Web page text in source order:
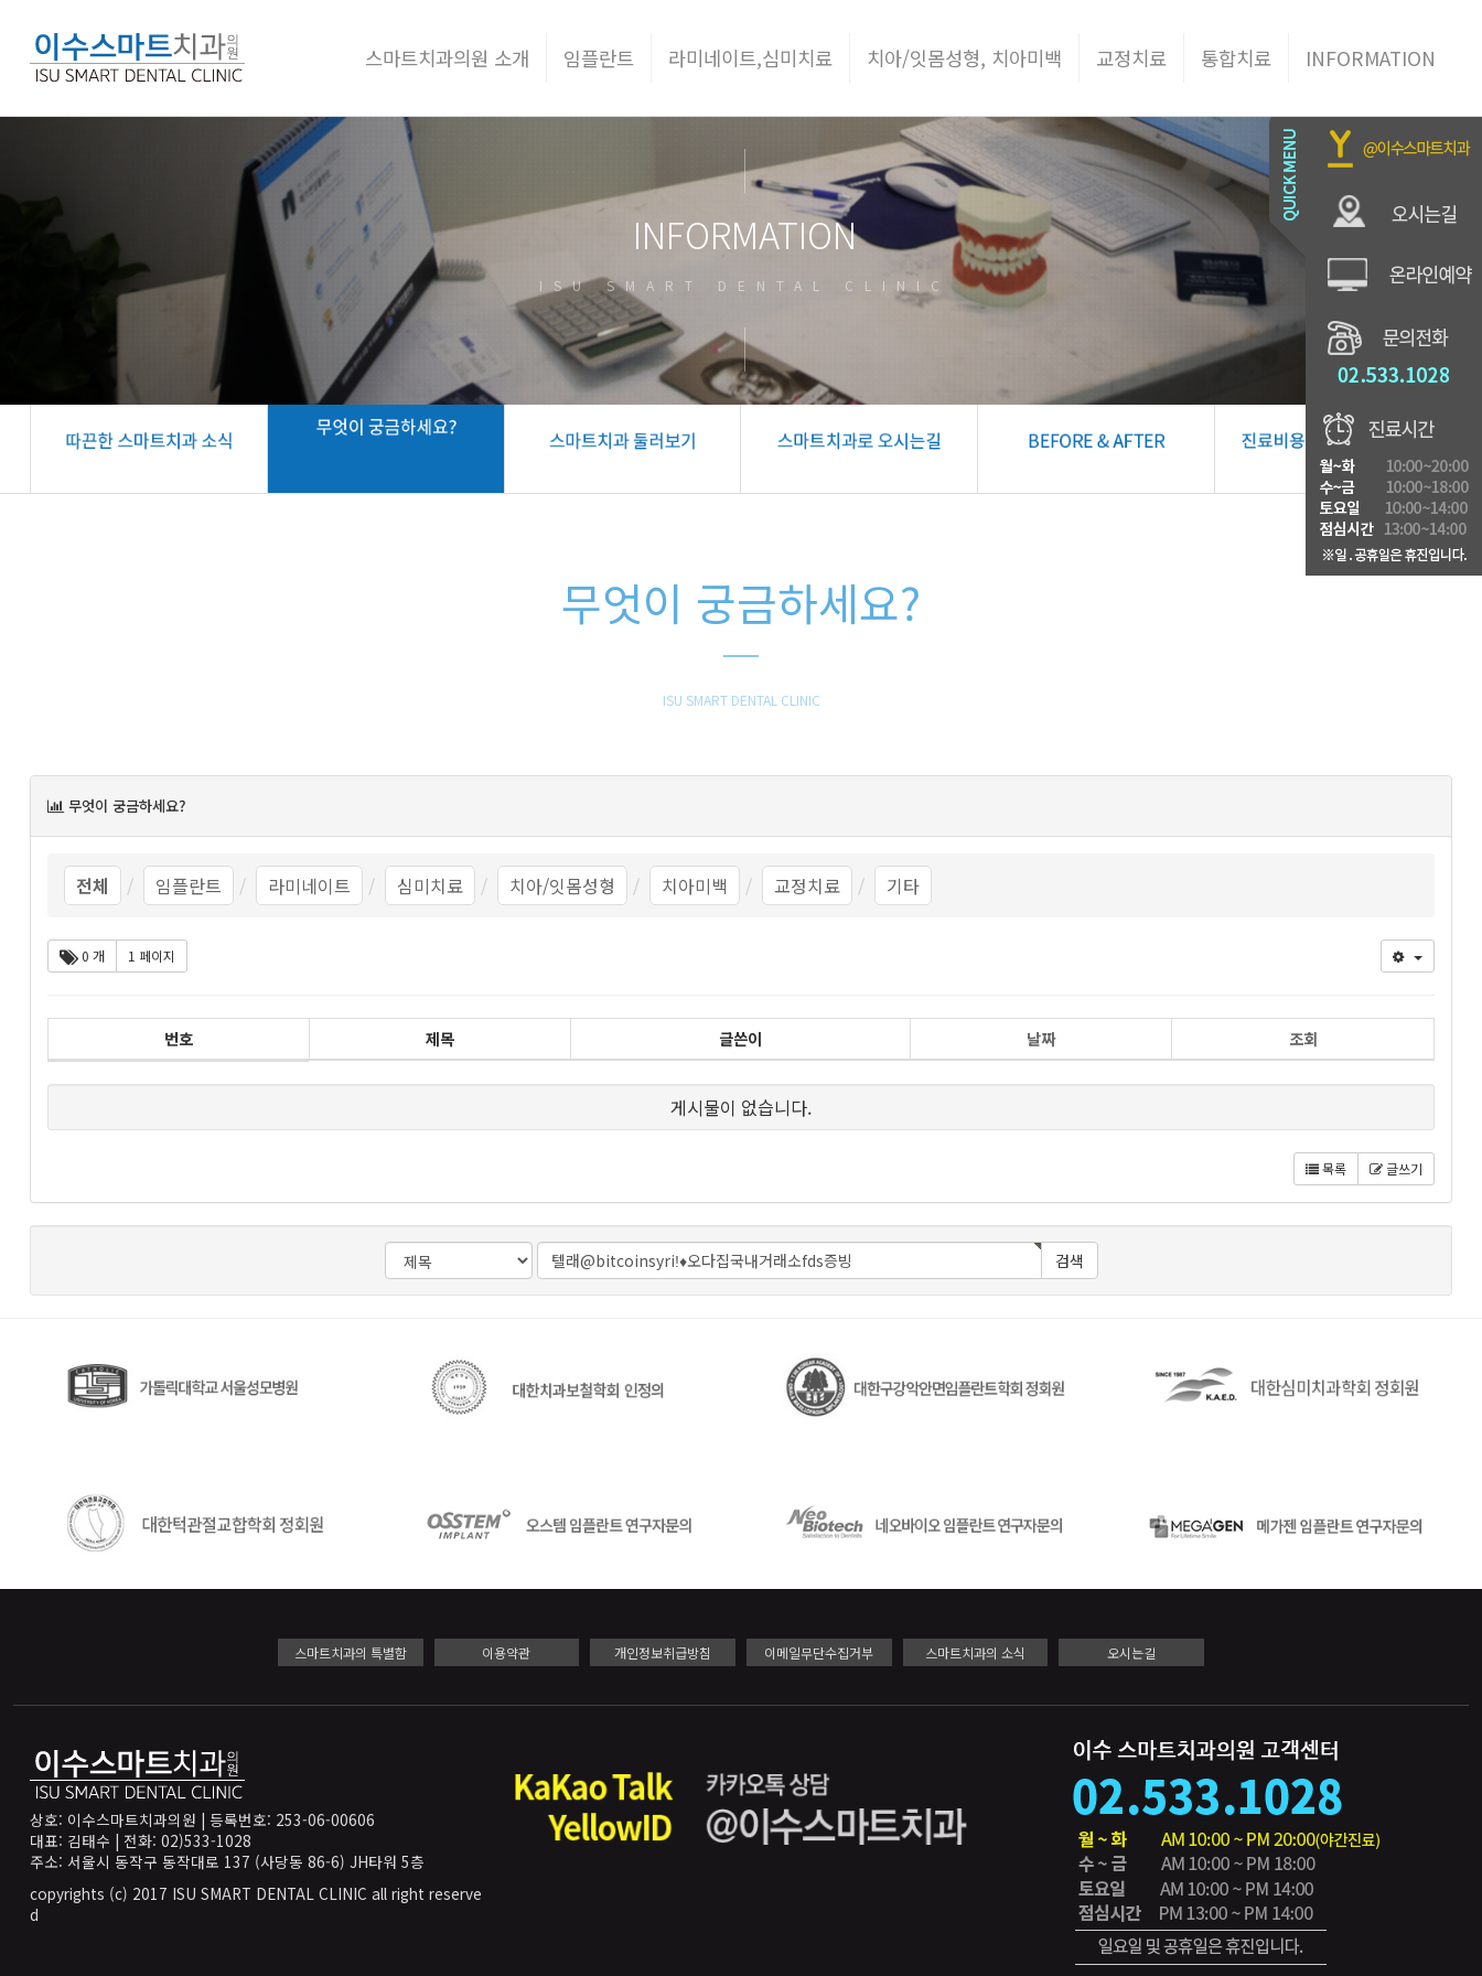
스마트치과의원 소개 임플란트 라미네이트,심미치료 치아/잇몸성형, 치아미백 교정치료 통합치료 INFORMATION
INFORMATION
ISU SMART DENTAL CLINIC
무엇이 궁금하세요?
ISU SMART DENTAL CLINIC
무엇이 궁금하세요?
전체 임플란트 라미네이트 심미치료 치아/잇몸성형 치아미백 교정치료 기타
0 개 1 페이지
번호 제목 글쓴이 날짜 조회
게시물이 없습니다.
목록 글쓰기
검색
스마트치과의 특별함 이용약관 개인정보취급방침 이메일무단수집거부 스마트치과의 소식 오시는길
상호: 이수스마트치과의원 | 등록번호: 253-06-00606
대표: 김태수 | 전화: 02)533-1028
주소: 서울시 동작구 동작대로 137 (사당동 86-6) JH타워 5층
copyrights (c) 2017 ISU SMART DENTAL CLINIC all right reserve
d